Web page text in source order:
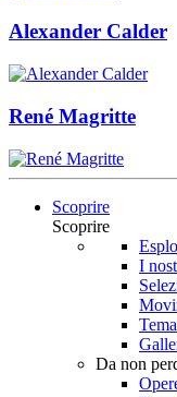
Alexander Calder
René Magritte
Scoprire
Scoprire
I
Da non